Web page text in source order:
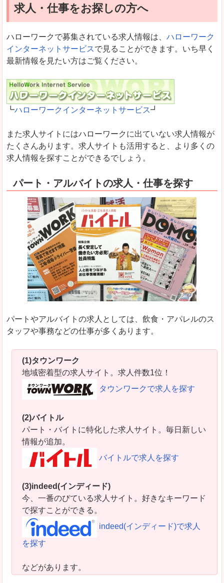
求人・仕事をお探しの方へ
ハローワークで募集されている求人情報は、 ハローワーク
インターネットサービスで見ることができます。いち早く
最新情報を見たい方はご覧ください。
┗ハローワークインターネットサービス┛
また求人サイトにはハローワークに出ていない求人情報が
たくさんあります。求人サイトも活用すると、より多くの
求人情報を探すことができるでしょう。
パート・アルバイトの求人・仕事を探す
パートやアルバイトの求人としては、飲食・アパレルのス
タッフや事務などの仕事が多くあります。
(1)タウンワーク
地域密着型の求人サイト。求人件数1位！
タウンワークで求人を探す
(2)バイトル
パート・バイトに特化した求人サイト。毎日新しい
情報が追加。
バイトルで求人を探す
(3)indeed(インディード)
今、一番のびている求人サイト。好きなキーワード
で探すことができる。
indeed(インディード)で求人
を探す
などがあります。